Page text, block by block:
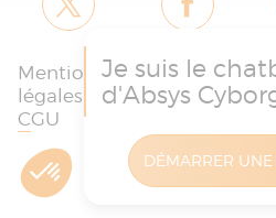
Copyright © Absys Cyborg -
Mentions
légales et
CGU
Politique
cookies et
Je suis le
d'Absys
DÉMARRER